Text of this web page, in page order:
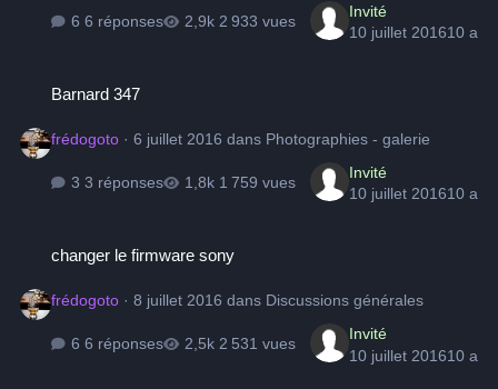
6 réponses 2 933 vues
Invité
10 juillet 201610 a
Barnard 347
frédogoto ·6 juillet 2016 dans Photographies - galerie
3 réponses 1 759 vues
Invité
10 juillet 201610 a
changer le firmware sony
frédogoto ·8 juillet 2016 dans Discussions générales
6 réponses 2 531 vues
Invité
10 juillet 201610 a